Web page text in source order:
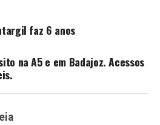
faz 6 anos
na A5 e em Badajoz. Acessos